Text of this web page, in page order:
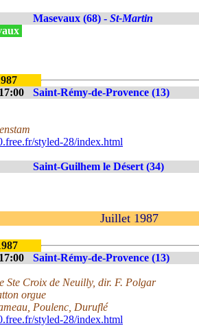
Masevaux (68) - St-Martin
17:00
Saint-Rémy-de-Provence (13)
styled-28/index.html
Saint-Guilhem le Désert (34)
Juillet 1987
17:00
Saint-Rémy-de-Provence (13)
Ste Croix de Neuilly, dir. F. Polgar
orgue
Poulenc, Duruflé
styled-28/index.html